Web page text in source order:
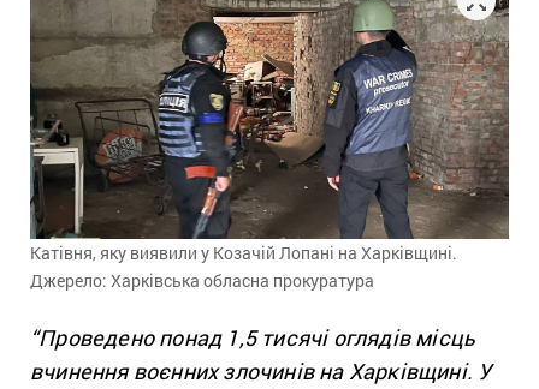
Катівня, яку виявили у Козачій Лопані на Харківщині.
Джерело: Харківська обласна прокуратура
“Проведено понад 1,5 тисячі оглядів місць
вчинення воєнних злочинів на Харківщині. У